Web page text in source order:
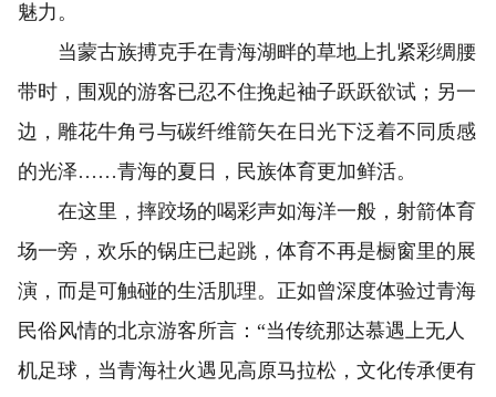
魅力。
当蒙古族搏克手在青海湖畔的草地上扎紧彩绸腰
带时，围观的游客已忍不住挽起袖子跃跃欲试；另一
边，雕花牛角弓与碳纤维箭矢在日光下泛着不同质感
的光泽……青海的夏日，民族体育更加鲜活。
在这里，摔跤场的喝彩声如海洋一般，射箭体育
场一旁，欢乐的锅庄已起跳，体育不再是橱窗里的展
演，而是可触碰的生活肌理。正如曾深度体验过青海
民俗风情的北京游客所言：“当传统那达慕遇上无人
机足球，当青海社火遇见高原马拉松，文化传承便有